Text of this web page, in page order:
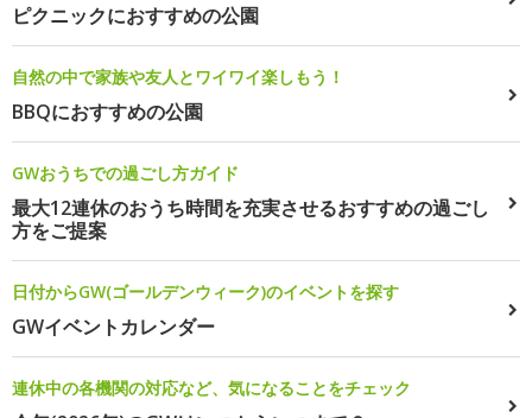
ピクニックにおすすめの公園
自然の中で家族や友人とワイワイ楽しもう！
BBQにおすすめの公園
GWおうちでの過ごし方ガイド
最大12連休のおうち時間を充実させるおすすめの過ごし
方をご提案
日付からGW(ゴールデンウィーク)のイベントを探す
GWイベントカレンダー
連休中の各機関の対応など、気になることをチェック